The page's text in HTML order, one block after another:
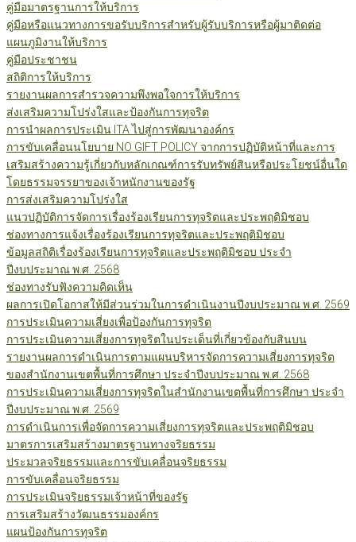
คู่มือมาตรฐานการให้บริการ
คู่มือหรือแนวทางการขอรับบริการสำหรับผู้รับบริการหรือผู้มาติดต่อ
แผนภูมิงานให้บริการ
คู่มือประชาชน
สถิติการให้บริการ
รายงานผลการสำรวจความพึงพอใจการให้บริการ
ส่งเสริมความโปร่งใสและป้องกันการทุจริต
การนำผลการประเมิน ITA ไปสู่การพัฒนาองค์กร
การขับเคลื่อนนโยบาย NO GIFT POLICY จากการปฏิบัติหน้าที่และการ
เสริมสร้างความรู้เกี่ยวกับหลักเกณฑ์การรับทรัพย์สินหรือประโยชน์อื่นใด
โดยธรรมจรรยาของเจ้าหนักงานของรัฐ
การส่งเสริมความโปร่งใส
แนวปฏิบัติการจัดการเรื่องร้องเรียนการทุจริตและประพฤติมิชอบ
ช่องทางการแจ้งเรื่องร้องเรียนการทุจริตและประพฤติมิชอบ
ข้อมูลสถิติเรื่องร้องเรียนการทุจริตและประพฤติมิชอบ ประจำ
ปีงบประมาณ พ.ศ. 2568
ช่องทางรับฟังความคิดเห็น
ผลการเปิดโอกาสให้มีส่วนร่วมในการดำเนินงานปีงบประมาณ พ.ศ. 2569
การประเมินความเสี่ยงเพื่อป้องกันการทุจริต
การประเมินความเสี่ยงการทุจริตในประเด็นที่เกี่ยวข้องกับสินบน
รายงานผลการดำเนินการตามแผนบริหารจัดการความเสี่ยงการทุจริต
ของสำนักงานเขตพื้นที่การศึกษา ประจำปีงบประมาณ พ.ศ. 2568
การประเมินความเสี่ยงการทุจริตในสำนักงานเขตพื้นที่การศึกษา ประจำ
ปีงบประมาณ พ.ศ. 2569
การดำเนินการเพื่อจัดการความเสี่ยงการทุจริตและประพฤติมิชอบ
มาตรการเสริมสร้างมาตรฐานทางจริยธรรม
ประมวลจริยธรรมและการขับเคลื่อนจริยธรรม
การขับเคลื่อนจริยธรรม
การประเมินจริยธรรมเจ้าหน้าที่ของรัฐ
การเสริมสร้างวัฒนธรรมองค์กร
แผนป้องกันการทุจริต